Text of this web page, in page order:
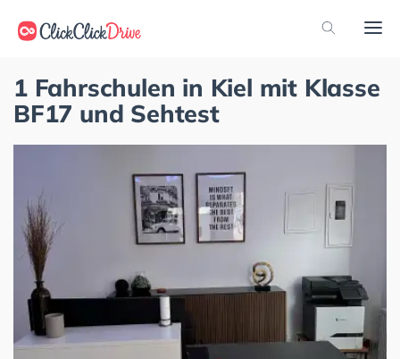
1 Fahrschulen in Kiel mit Klasse
BF17 und Sehtest